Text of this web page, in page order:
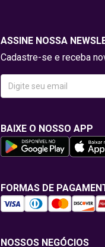
ASSINE NOSSA
Cadastre-se e receba
BAIXE O NOSSO APP
FORMAS DE
NOSSOS NEGÓCIOS